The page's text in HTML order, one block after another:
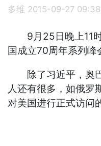
多维 2015-09-27 09:38
9月25日晚上11时
国成立70周年系列峰
除了习近平，奥巴
人还有很多，如俄罗
对美国进行正式访问